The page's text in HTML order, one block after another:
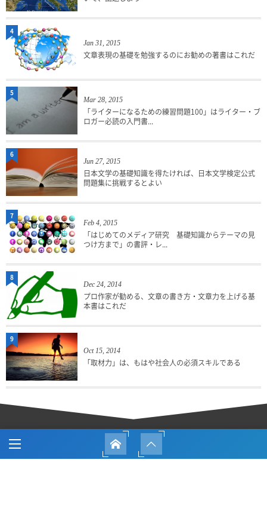
Jan 31, 2015
文章表現の基礎を勉強するのにお勧めの著書はこれだ
4
Mar 28, 2015
「ライターになるための練習問題100」はライター・ブ
ロガー必読の入門書...
5
Jun 27, 2015
日本文学の基礎知識を得たければ、日本文学検定公式
問題集に挑戦するとよい
6
Feb 4, 2015
「はじめてのメディア研究 基礎知識からテーマの見
つけ方まで」の書評・レ...
7
Dec 24, 2014
プロ作家が勧める、文章の書き方・文章力を上げる基
本書はこれだ
8
Oct 15, 2014
「取材力」は、もはや社会人の必須スキルである
9
HOME